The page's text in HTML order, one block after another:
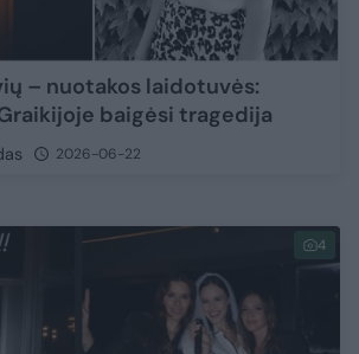
– nuotakos laidotuvės:
baigėsi tragedija
2026-06-22
4